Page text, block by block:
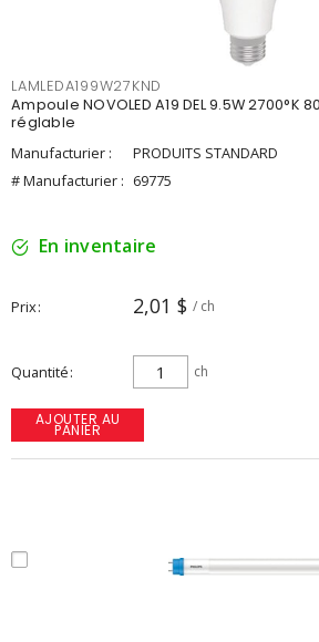
LAMLEDA199W27KND
Ampoule NOVOLED A19 DEL 9.5W 2700°K
réglable
Manufacturier :
PRODUITS STANDARD
# Manufacturier : 69775
En inventaire
Prix 2,01 $ / ch
Quantité ch
AJOUTER AU
PANIER